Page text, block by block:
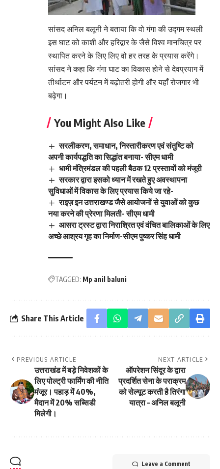
सांसद अनिल बलूनी ने बताया कि वो गंगा की उद्गम स्थली
इस घाट को काशी और हरिद्वार के जैसे विश्व मानचित्र पर
स्थापित करने के लिए लिए वो हर तरह के प्रयास करेंगे।
सांसद ने कहा कि गंगा घाट का विकास होने से देवप्रयाग में
तीर्थाटन और पर्यटन में बढ़ोतरी होगी और यहाँ रोजगार भी
बढ़ेगा।
You Might Also Like
सरलीकरण, समाधान, निस्तारीकरण एवं संतुष्टि को
अपनी कार्यपद्धति का सिद्धांत बनाया- सीएम धामी
धामी मंत्रिमंडल की पहली बैठक 12 प्रस्तावों को मंजूरी
सरकार द्वारा इसको ध्यान में रखते हुए अवस्थापना
सुविधाओं में विकास के लिए प्रयास किये जा रहे-
राइज़ इन उत्तराखण्ड जैसे आयोजनों से युवाओं को कुछ
नया करने की प्रेरणा मिलती- सीएम धामी
आसरा ट्रस्ट द्वारा निराश्रित एवं वंचित बालिकाओं के लिए
अच्छे आश्रय गृह का निर्माण-सीएम पुष्कर सिंह धामी
TAGGED: Mp anil baluni
Share This Article
PREVIOUS ARTICLE
उत्तराखंड में बड़े निवेशकों के
लिए पोल्ट्री फार्मिंग की नीति
मंजूर। पहाड़ में 40%,
मैदान में 20% सब्सिडी
मिलेगी।
NEXT ARTICLE
ऑपरेशन सिंदूर के द्वारा
प्रदर्शित सेना के पराक्रम
को सेल्यूट करती है तिरंगा
यात्रा – अनिल बलूनी
Leave a Comment